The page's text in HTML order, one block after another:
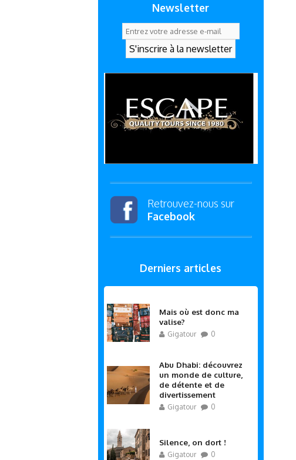
Newsletter
Retrouvez-nous sur
Facebook
Derniers articles
Mais où est donc ma
valise?
Gigatour 0
Abu Dhabi: découvrez
un monde de culture,
de détente et de
divertissement
Gigatour 0
Silence, on dort !
Gigatour 0